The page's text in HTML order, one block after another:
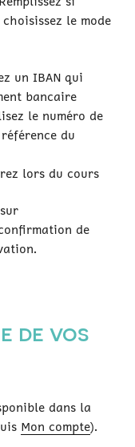
le mode
un IBAN qui
bancaire
le numéro de
du
lors du cours
de
de vos
dans la
Mon compte).